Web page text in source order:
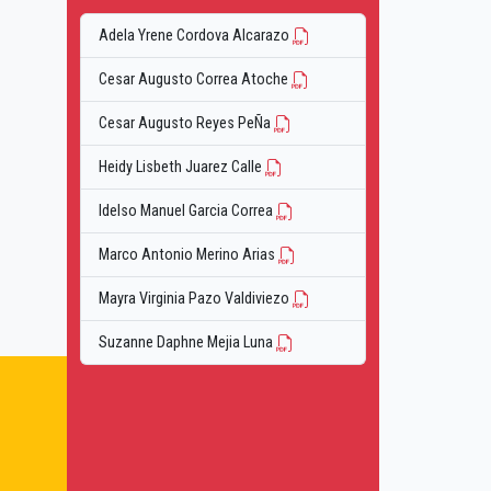
Adela Yrene Cordova Alcarazo
Cesar Augusto Correa Atoche
Cesar Augusto Reyes PeÑa
Heidy Lisbeth Juarez Calle
Idelso Manuel Garcia Correa
Marco Antonio Merino Arias
Mayra Virginia Pazo Valdiviezo
Suzanne Daphne Mejia Luna